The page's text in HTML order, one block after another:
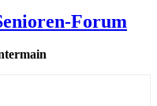
Forum